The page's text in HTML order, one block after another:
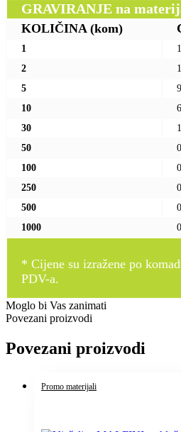
GRAVIRANJE na
KOLIČINA (kom)
1
2
5
10
30
50
100
250
500
1000
* Cijene su izražene po
PDV-a.
Moglo bi Vas zanimati
Povezani proizvodi
Povezani proizvodi
Promo materijali